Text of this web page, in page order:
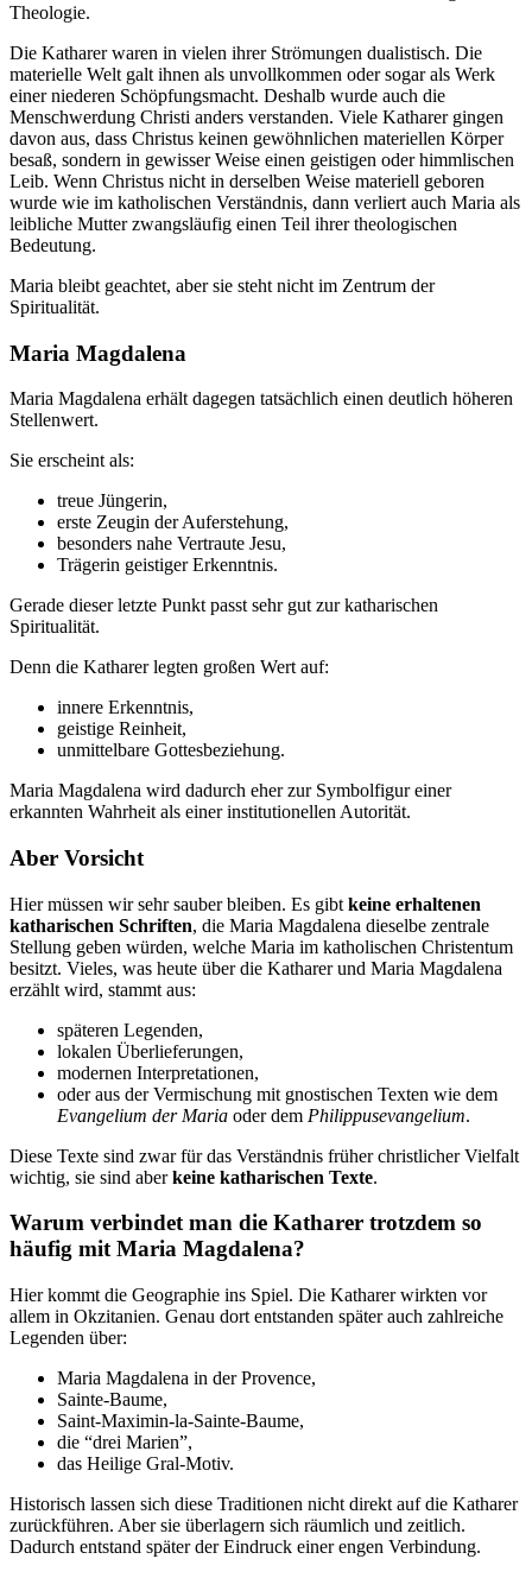
Theologie.
Die Katharer waren in vielen ihrer Strömungen dualistisch. Die
materielle Welt galt ihnen als unvollkommen oder sogar als Werk
einer niederen Schöpfungsmacht. Deshalb wurde auch die
Menschwerdung Christi anders verstanden. Viele Katharer gingen
davon aus, dass Christus keinen gewöhnlichen materiellen Körper
besaß, sondern in gewisser Weise einen geistigen oder himmlischen
Leib. Wenn Christus nicht in derselben Weise materiell geboren
wurde wie im katholischen Verständnis, dann verliert auch Maria als
leibliche Mutter zwangsläufig einen Teil ihrer theologischen
Bedeutung.
Maria bleibt geachtet, aber sie steht nicht im Zentrum der
Spiritualität.
Maria Magdalena
Maria Magdalena erhält dagegen tatsächlich einen deutlich höheren
Stellenwert.
Sie erscheint als:
treue Jüngerin,
erste Zeugin der Auferstehung,
besonders nahe Vertraute Jesu,
Trägerin geistiger Erkenntnis.
Gerade dieser letzte Punkt passt sehr gut zur katharischen
Spiritualität.
Denn die Katharer legten großen Wert auf:
innere Erkenntnis,
geistige Reinheit,
unmittelbare Gottesbeziehung.
Maria Magdalena wird dadurch eher zur Symbolfigur einer
erkannten Wahrheit als einer institutionellen Autorität.
Aber Vorsicht
Hier müssen wir sehr sauber bleiben. Es gibt keine erhaltenen
katharischen Schriften, die Maria Magdalena dieselbe zentrale
Stellung geben würden, welche Maria im katholischen Christentum
besitzt. Vieles, was heute über die Katharer und Maria Magdalena
erzählt wird, stammt aus:
späteren Legenden,
lokalen Überlieferungen,
modernen Interpretationen,
oder aus der Vermischung mit gnostischen Texten wie dem
Evangelium der Maria oder dem Philippusevangelium.
Diese Texte sind zwar für das Verständnis früher christlicher Vielfalt
wichtig, sie sind aberkeine katharischen Texte.
Warum verbindet man die Katharer trotzdem so
häufig mit Maria Magdalena?
Hier kommt die Geographie ins Spiel. Die Katharer wirkten vor
allem in Okzitanien. Genau dort entstanden später auch zahlreiche
Legenden über:
Maria Magdalena in der Provence,
Sainte-Baume,
Saint-Maximin-la-Sainte-Baume,
die “drei Marien”,
das Heilige Gral-Motiv.
Historisch lassen sich diese Traditionen nicht direkt auf die Katharer
zurückführen. Aber sie überlagern sich räumlich und zeitlich.
Dadurch entstand später der Eindruck einer engen Verbindung.